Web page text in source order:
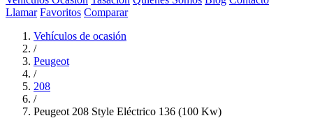
Llamar Favoritos Comparar
Vehículos de ocasión
/
Peugeot
/
208
/
Peugeot 208 Style Eléctrico 136 (100 Kw)